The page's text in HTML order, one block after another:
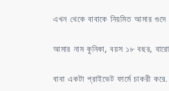
এখন থেকে বাবাকে নিয়মিত আমার গুদে
আমার নাম কুনিকা, বয়স ১৮ বছর,
বাবা একটা প্রাইভেট ফার্মে চাকরী